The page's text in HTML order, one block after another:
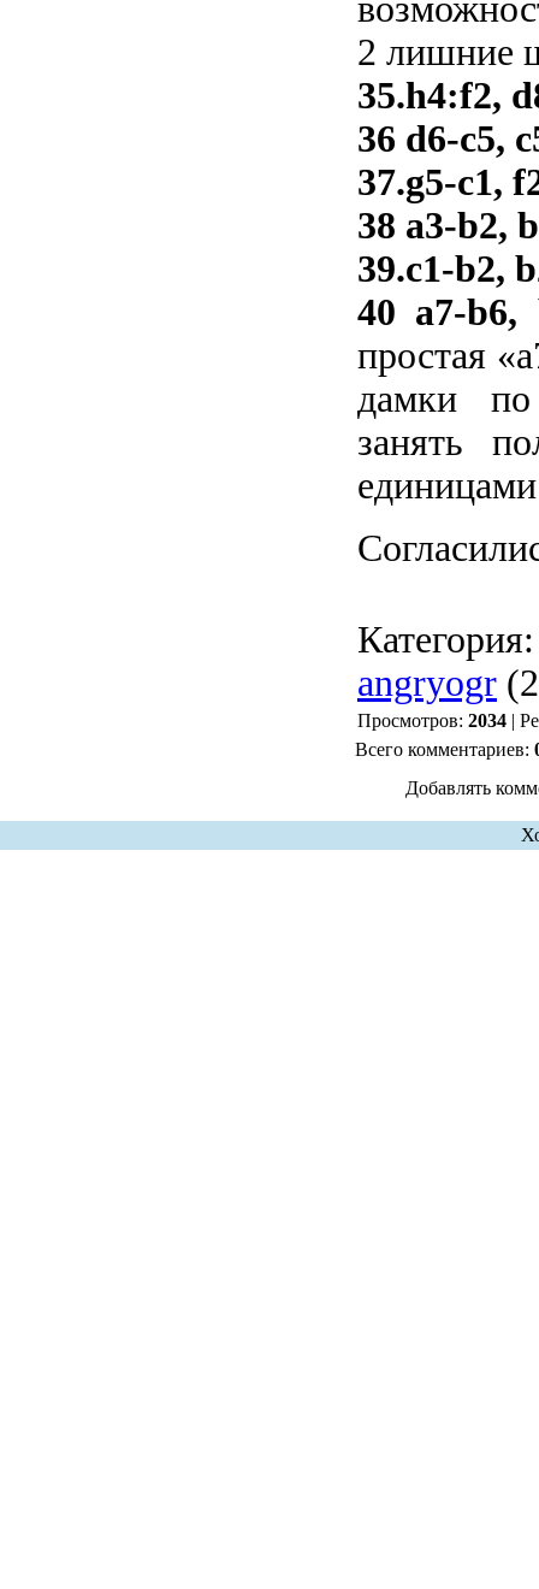
2 лишние
35.h4:f2,
36 d6-c5,
37.g5-c1,
38 a3-b2,
39.c1-b2,
40 a7-b6,
простая
дамки по
занять
angryogr
Просмотров: 2034|
Всего комментариев:
Добавлять